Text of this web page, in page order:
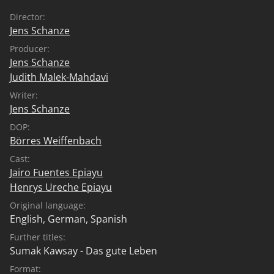
Director:
Jens Schanze
Producer:
Jens Schanze
Judith Malek-Mahdavi
Writer:
Jens Schanze
DOP:
Börres Weiffenbach
Cast:
Jairo Fuentes Epiayu
Henrys Ureche Epiayu
Original language:
English, German, Spanish
Further titles:
Sumak Kawsay - Das gute Leben
Format: